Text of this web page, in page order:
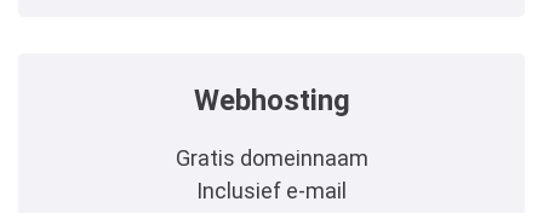
Webhosting
Gratis domeinnaam
Inclusief e-mail